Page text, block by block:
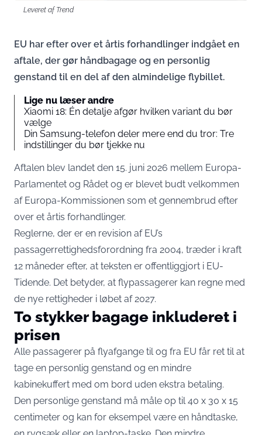
Leveret af Trend
EU har efter over et årtis forhandlinger indgået en
aftale, der gør håndbagage og en personlig
genstand til en del af den almindelige flybillet.
Lige nu læser andre
Xiaomi 18: Én detalje afgør hvilken variant du bør
vælge
Din Samsung-telefon deler mere end du tror: Tre
indstillinger du bør tjekke nu
Aftalen blev landet den 15. juni 2026 mellem Europa-
Parlamentet og Rådet og er blevet budt velkommen
af Europa-Kommissionen som et gennembrud efter
over et årtis forhandlinger.
Reglerne, der er en revision af EU’s
passagerrettighedsforordning fra 2004, træder i kraft
12 måneder efter, at teksten er offentliggjort i EU-
Tidende. Det betyder, at flypassagerer kan regne med
de nye rettigheder i løbet af 2027.
To stykker bagage inkluderet i
prisen
Alle passagerer på flyafgange til og fra EU får ret til at
tage en personlig genstand og en mindre
kabinekuffert med om bord uden ekstra betaling.
Den personlige genstand må måle op til 40 x 30 x 15
centimeter og kan for eksempel være en håndtaske,